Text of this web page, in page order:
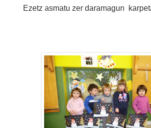
Ezetz asmatu zer daramagun